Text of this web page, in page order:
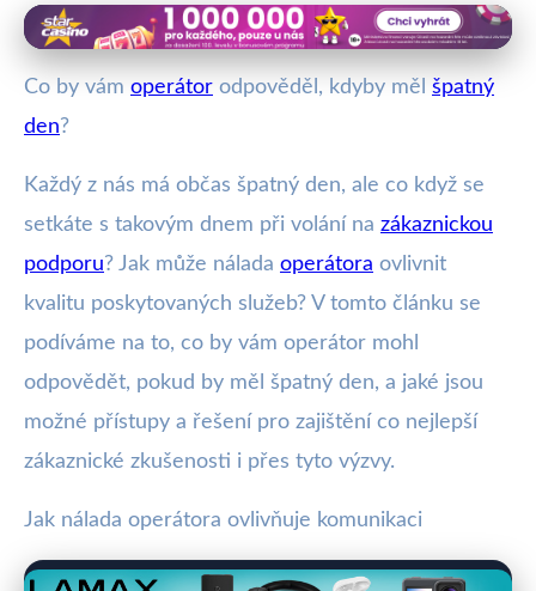
Zákaznická podpora a její výzvy
Jak Špatný Den Operátora
Ovlivňuje Vaši Zákaznickou
Zkušenost
5. 8. 2025· 4 min čtení · Autor: Vít Šimek
Co by vám operátor odpověděl, kdyby měl špatný
den?
Každý z nás má občas špatný den, ale co když se
setkáte s takovým dnem při volání na zákaznickou
podporu? Jak může nálada operátora ovlivnit
kvalitu poskytovaných služeb? V tomto článku se
podíváme na to, co by vám operátor mohl
odpovědět, pokud by měl špatný den, a jaké jsou
možné přístupy a řešení pro zajištění co nejlepší
zákaznické zkušenosti i přes tyto výzvy.
Jak nálada operátora ovlivňuje komunikaci